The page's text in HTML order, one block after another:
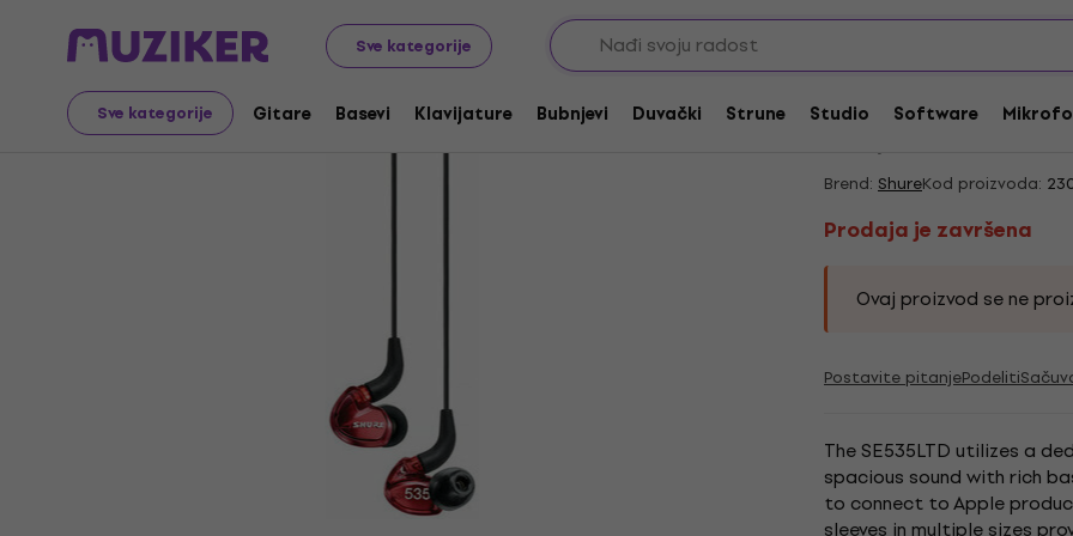
Sve kategorije
Sve kategorije Gitare Basevi Klavijature Bubnjevi Duvački Strune Studio Software
Audio Video Tech Slušalice In-ear Slušalice
Prodaja je završena
Prodaja je završena
Shure SE535LTD
Brend: ShureKod proizvoda:
Prodaja je završena
Ovaj proizvod se ne
Postavite pitanjePodeliti
The SE535LTD utilizes a
spacious sound with rich
to connect to Apple
sleeves in multiple sizes